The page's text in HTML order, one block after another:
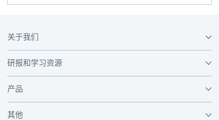
关于我们
研报和学习资源
产品
其他